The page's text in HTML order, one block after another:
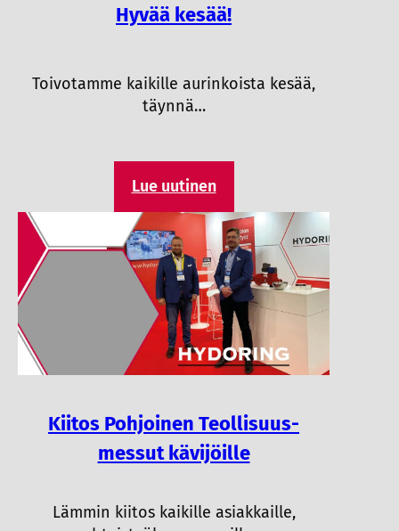
Hyvää kesää!
Toivotamme kaikille aurinkoista kesää,
täynnä…
Lue uutinen
Kiitos Pohjoinen Teollisuus-
messut kävijöille
Lämmin kiitos kaikille asiakkaille,